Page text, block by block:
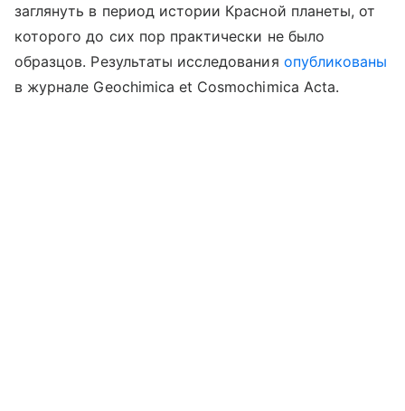
заглянуть в период истории Красной планеты, от
которого до сих пор практически не было
образцов. Результаты исследования опубликованы
в журнале Geochimica et Cosmochimica Acta.